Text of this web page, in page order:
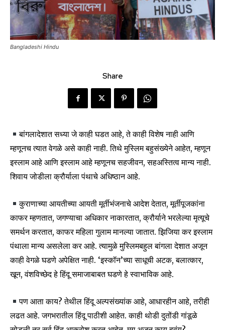
Bangladeshi Hindu
Share
बांगलादेशात सध्या जे काही घडत आहे, ते काही विशेष नाही आणि
म्हणूनच त्यात वेगळे असे काही नाही. तिथे मुस्लिम बहुसंख्येने आहेत, म्हणून
इस्लाम आहे आणि इस्लाम आहे म्हणूनच सहजीवन, सहअस्तित्व मान्य नाही.
शिवाय जोडीला क्रौर्याला पंथाचे अधिष्ठान आहे.
कुराणाच्या आयतीच्या आयती मूर्तीभंजनाचे आदेश देतात, मूर्तीपूजकांना
काफर म्हणतात, जगण्याचा अधिकार नाकारतात, क्रौर्याने भरलेल्या मृत्यूचे
समर्थन करतात, काफर महिला गुलाम मानल्या जातात. झिजिया कर इस्लाम
पंथाला मान्य असलेला कर आहे. त्यामुळे मुस्लिमबहुल बांगला देशात अजून
काही वेगळे घडणे अपेक्षित नाही. ‘इस्कॉन’च्या साधूची अटक, बलात्कार,
खून, वंशविच्छेद हे हिंदू समाजाबाबत घडणे हे स्वाभाविक आहे.
पण आता काय? तेथील हिंदू अल्पसंख्यांक आहे, आधारहीन आहे, तरीही
लढत आहे. जगभरातील हिंदू पाठीशी आहेत. काही थोडी दुतोंडी गांडूळे